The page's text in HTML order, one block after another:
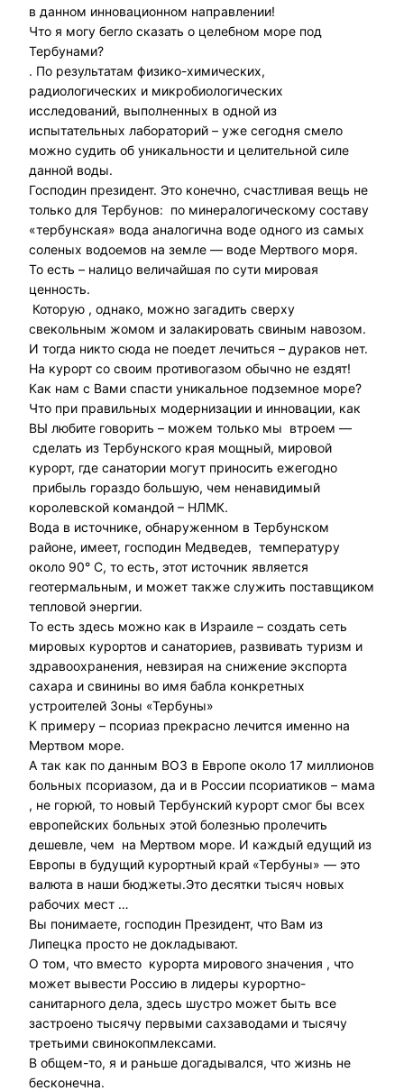
в данном инновационном направлении!
Что я могу бегло сказать о целебном море под
Тербунами?
. По результатам физико-химических,
радиологических и микробиологических
исследований, выполненных в одной из
испытательных лабораторий – уже сегодня смело
можно судить об уникальности и целительной силе
данной воды.
Господин президент. Это конечно, счастливая вещь не
только для Тербунов: по минералогическому составу
«тербунская» вода аналогична воде одного из самых
соленых водоемов на земле — воде Мертвого моря.
То есть – налицо величайшая по сути мировая
ценность.
Которую , однако, можно загадить сверху
свекольным жомом и залакировать свиным навозом.
И тогда никто сюда не поедет лечиться – дураков нет.
На курорт со своим противогазом обычно не ездят!
Как нам с Вами спасти уникальное подземное море?
Что при правильных модернизации и инновации, как
ВЫ любите говорить – можем только мы втроем —
сделать из Тербунского края мощный, мировой
курорт, где санатории могут приносить ежегодно
прибыль гораздо большую, чем ненавидимый
королевской командой – НЛМК.
Вода в источнике, обнаруженном в Тербунском
районе, имеет, господин Медведев, температуру
около 90° С, то есть, этот источник является
геотермальным, и может также служить поставщиком
тепловой энергии.
То есть здесь можно как в Израиле – создать сеть
мировых курортов и санаториев, развивать туризм и
здравоохранения, невзирая на снижение экспорта
сахара и свинины во имя бабла конкретных
устроителей Зоны «Тербуны»
К примеру – псориаз прекрасно лечится именно на
Мертвом море.
А так как по данным ВОЗ в Европе около 17 миллионов
больных псориазом, да и в России псориатиков – мама
, не горюй, то новый Тербунский курорт смог бы всех
европейских больных этой болезнью пролечить
дешевле, чем на Мертвом море. И каждый едущий из
Европы в будущий курортный край «Тербуны» — это
валюта в наши бюджеты.Это десятки тысяч новых
рабочих мест …
Вы понимаете, господин Президент, что Вам из
Липецка просто не докладывают.
О том, что вместо курорта мирового значения , что
может вывести Россию в лидеры курортно-
санитарного дела, здесь шустро может быть все
застроено тысячу первыми сахзаводами и тысячу
третьими свинокопмлексами.
В общем-то, я и раньше догадывался, что жизнь не
бесконечна.